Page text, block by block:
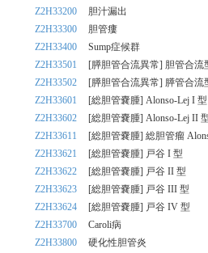
Z2H33200
胆汁漏出
Z2H33300
胆管瘻
Z2H33400
Sump症候群
Z2H33501
[膵胆管合流異常] 胆管合流
Z2H33502
[膵胆管合流異常] 膵管合流
Z2H33601
[総胆管嚢腫] Alonso-Lej I 型
Z2H33602
[総胆管嚢腫] Alonso-Lej II
Z2H33611
[総胆管嚢腫] 総胆管瘤
Z2H33621
[総胆管嚢腫] 戸谷 I 型
Z2H33622
[総胆管嚢腫] 戸谷 II 型
Z2H33623
[総胆管嚢腫] 戸谷 III 型
Z2H33624
[総胆管嚢腫] 戸谷 IV 型
Z2H33700
Caroli病
Z2H33800
硬化性胆管炎